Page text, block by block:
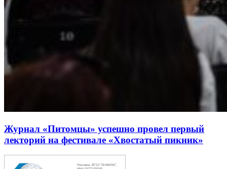
Журнал «Питомцы» успешно провел первый
лекторий на фестивале «Хвостатый пикник»